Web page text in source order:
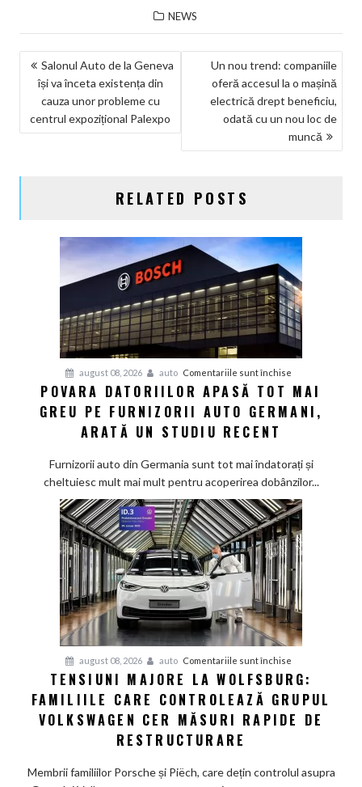
NEWS
NAVIGARE
ÎN
ARTICOLE
Salonul Auto de la Geneva
își va înceta existența din
cauza unor probleme cu
centrul expozițional Palexpo
Un nou trend: companiile
oferă accesul la o mașină
electrică drept beneficiu,
odată cu un nou loc de
muncă
RELATED POSTS
august 08, 2026 auto Comentariile sunt închise
Povara
datoriilor
mai
greu
furnizorii
auto
germani,
arată
un
studiu
recent
POVARA DATORIILOR APASĂ TOT MAI
GREU PE FURNIZORII AUTO GERMANI,
ARATĂ UN STUDIU RECENT
Furnizorii auto din Germania sunt tot mai îndatorați și
cheltuiesc mult mai mult pentru acoperirea dobânzilor...
august 08, 2026 auto Comentariile sunt închise
Tensiuni
majore
la
care
TENSIUNI MAJORE LA WOLFSBURG:
FAMILIILE CARE CONTROLEAZĂ GRUPUL
VOLKSWAGEN CER MĂSURI RAPIDE DE
RESTRUCTURARE
Membrii familiilor Porsche și Piëch, care dețin controlul asupra